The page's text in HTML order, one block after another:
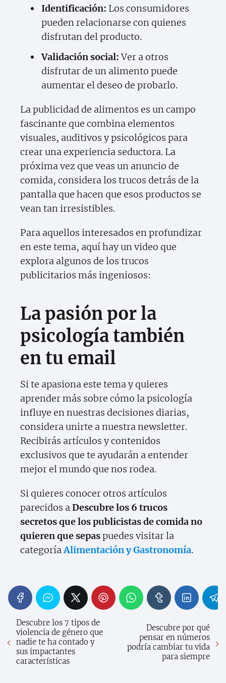
Identificación: Los consumidores
pueden relacionarse con quienes
disfrutan del producto.
Validación social:Ver a otros
disfrutar de un alimento puede
aumentar el deseo de probarlo.
La publicidad de alimentos es un campo
fascinante que combina elementos
visuales, auditivos y psicológicos para
crear una experiencia seductora. La
próxima vez que veas un anuncio de
comida, considera los trucos detrás de la
pantalla que hacen que esos productos se
vean tan irresistibles.
Para aquellos interesados en profundizar
en este tema, aquí hay un video que
explora algunos de los trucos
publicitarios más ingeniosos:
La pasión por la
psicología también
en tu email
Si te apasiona este tema y quieres
aprender más sobre cómo la psicología
influye en nuestras decisiones diarias,
considera unirte a nuestra newsletter.
Recibirás artículos y contenidos
exclusivos que te ayudarán a entender
mejor el mundo que nos rodea.
Si quieres conocer otros artículos
parecidos aDescubre los 6 trucos
secretos que los publicistas de comida no
quieren que sepaspuedes visitar la
categoríaAlimentación y Gastronomía.
Descubre los 7 tipos de
violencia de género que
nadie te ha contado y
sus impactantes
características
Descubre por qué
pensar en números
podría cambiar tu vida
para siempre